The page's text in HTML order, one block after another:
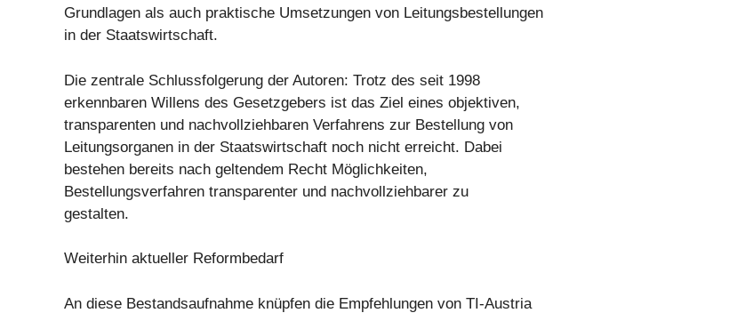
Grundlagen als auch praktische Umsetzungen von Leitungsbestellungen
in der Staatswirtschaft.
Die zentrale Schlussfolgerung der Autoren: Trotz des seit 1998
erkennbaren Willens des Gesetzgebers ist das Ziel eines objektiven,
transparenten und nachvollziehbaren Verfahrens zur Bestellung von
Leitungsorganen in der Staatswirtschaft noch nicht erreicht. Dabei
bestehen bereits nach geltendem Recht Möglichkeiten,
Bestellungsverfahren transparenter und nachvollziehbarer zu
gestalten.
Weiterhin aktueller Reformbedarf
An diese Bestandsaufnahme knüpfen die Empfehlungen von TI-Austria